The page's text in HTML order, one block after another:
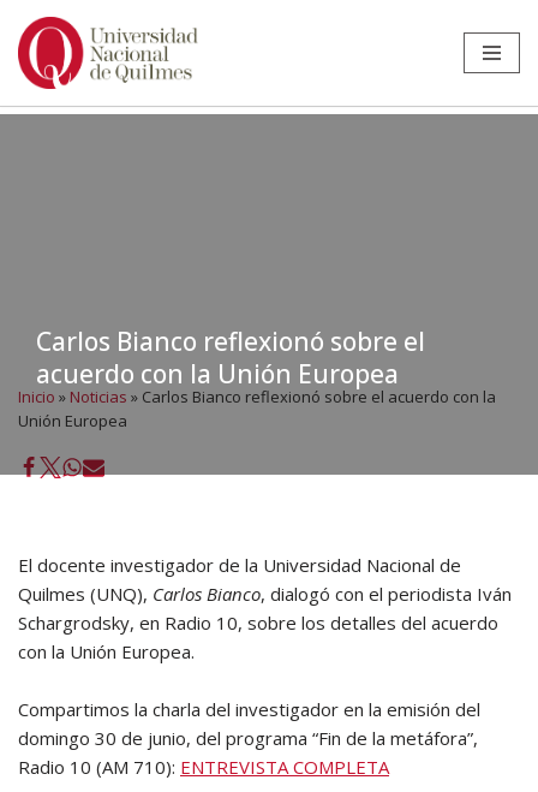
Ir
Carlos Bianco reflexionó sobre el
acuerdo con la Unión Europea
Inicio » Noticias » Carlos Bianco reflexionó sobre el acuerdo con la
Unión Europea
El docente investigador de la Universidad Nacional de
Quilmes (UNQ), Carlos Bianco, dialogó con el periodista Iván
Schargrodsky, en Radio 10, sobre los detalles del acuerdo
con la Unión Europea.
Compartimos la charla del investigador en la emisión del
domingo 30 de junio, del programa “Fin de la metáfora”,
Radio 10 (AM 710): ENTREVISTA COMPLETA